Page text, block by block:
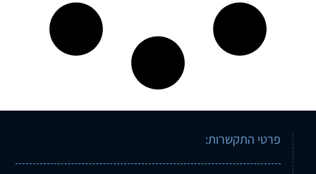
פרטי התקשרות: